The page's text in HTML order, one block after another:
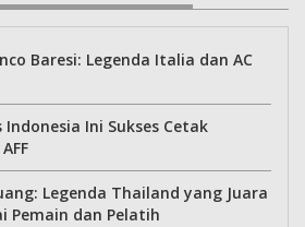
Baresi: Legenda Italia dan AC
Ini Sukses Cetak
Legenda Thailand yang Juara
Pemain dan Pelatih